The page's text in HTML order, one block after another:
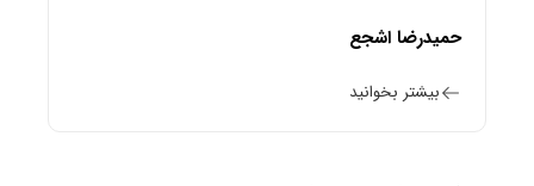
حمیدرضا اشجع
بیشتر بخوانید